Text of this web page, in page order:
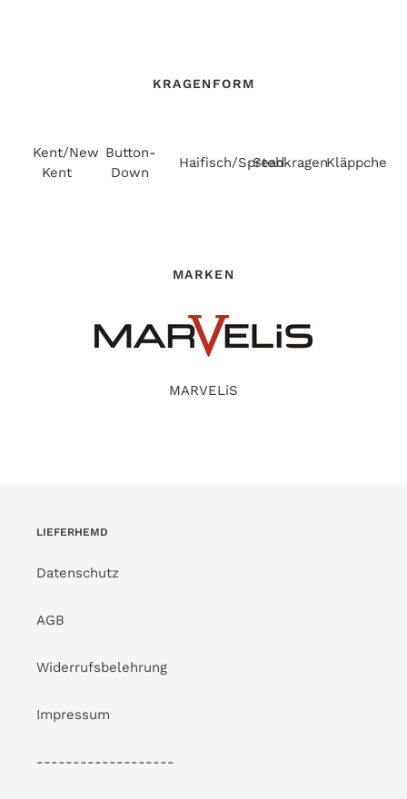
KRAGENFORM
Kent/New
Kent
Button-
Down
Haifisch/SpreadStehkragen
MARKEN
MARVELiS
LIEFERHEMD
Datenschutz
AGB
Widerrufsbelehrung
Impressum
-------------------